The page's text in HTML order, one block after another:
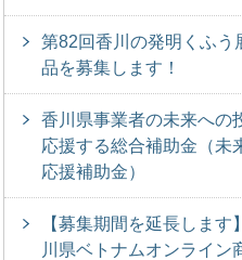
第82回香川の発明くふう
品を募集します！
香川県事業者の未来への
応援する総合補助金（未
応援補助金）
【募集期間を延長します
川県ベトナムオンライン